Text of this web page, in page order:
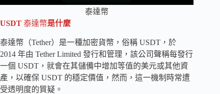
泰達幣
USDT 泰達幣是什麼
泰達幣（Tether）是一種加密貨幣，俗稱 USDT，於
2014 年由 Tether Limited 發行和管理，該公司聲稱每發行
一個 USDT，就會在其儲備中增加等值的美元或其他資
產，以確保 USDT 的穩定價值，然而，這一機制時常遭
受透明度的質疑。